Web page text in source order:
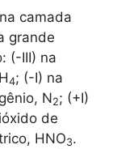
camada
grande
(-III) na
H4; (-I) na
N2; (+I)
de
HNO3.